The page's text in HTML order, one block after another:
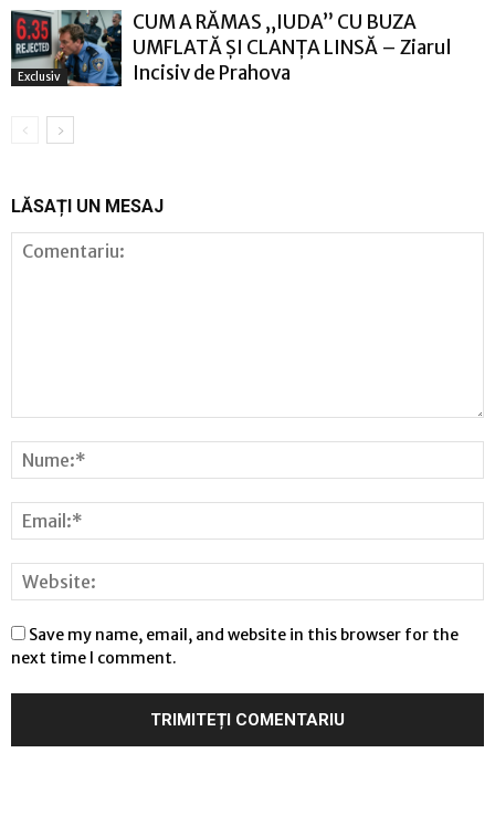
Exclusiv
CUM A RĂMAS „IUDA” CU BUZA
UMFLATĂ ȘI CLANȚA LINSĂ – Ziarul
Incisiv de Prahova
LĂSAȚI UN MESAJ
Save my name, email, and website in this browser for the
next time I comment.